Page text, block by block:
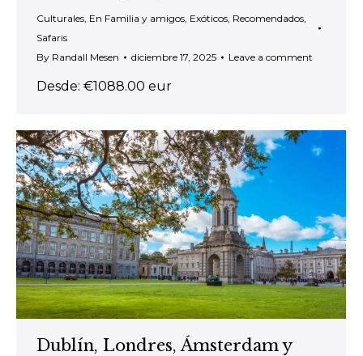
Culturales En Familia y amigos Exóticos Recomendados
Safaris
By Randall Mesen diciembre 17, 2025 Leave a comment
Desde: €1088.00 eur
Dublín, Londres, Ámsterdam y